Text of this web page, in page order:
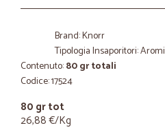
Brand: Knorr
Tipologia Insaporitori: Aromi
Contenuto:80 gr totali
Codice: 17524
80 gr tot
26,88 €/Kg